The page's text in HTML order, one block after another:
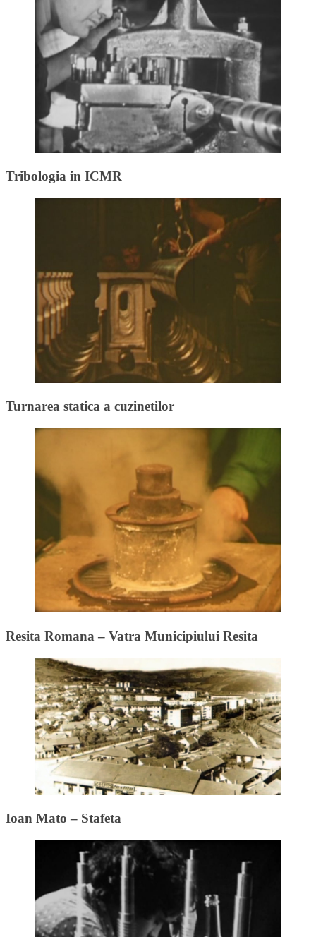
Tribologia in ICMR
Turnarea statica a cuzinetilor
Resita Romana – Vatra Municipiului Resita
Ioan Mato – Stafeta